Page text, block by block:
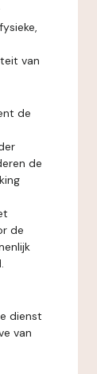
van
de
de
de
dienst
van